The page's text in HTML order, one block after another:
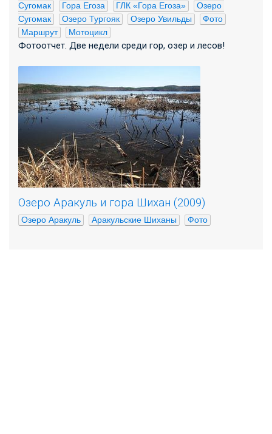
Сугомак
Гора Егоза ГЛК «Гора Егоза»
Озеро
Сугомак
Озеро Тургояк Озеро Увильды
Фото
Маршрут
Мотоцикл
Фотоотчет. Две недели среди гор, озер и лесов!
Озеро Аракуль и гора Шихан (2009)
Озеро Аракуль Аракульские Шиханы Фото